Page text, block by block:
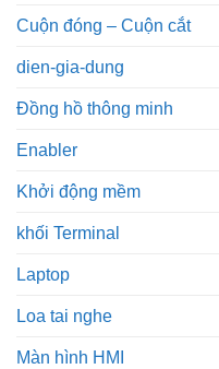
Cuộn đóng – Cuộn cắt
dien-gia-dung
Đồng hồ thông minh
Enabler
Khởi động mềm
khối Terminal
Laptop
Loa tai nghe
Màn hình HMI